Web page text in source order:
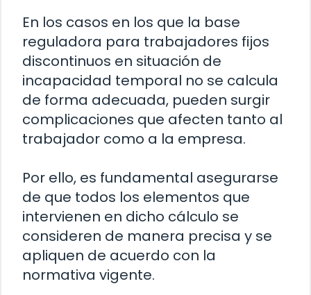
En los casos en los que la base
reguladora para trabajadores fijos
discontinuos en situación de
incapacidad temporal no se calcula
de forma adecuada, pueden surgir
complicaciones que afecten tanto al
trabajador como a la empresa.
Por ello, es fundamental asegurarse
de que todos los elementos que
intervienen en dicho cálculo se
consideren de manera precisa y se
apliquen de acuerdo con la
normativa vigente.